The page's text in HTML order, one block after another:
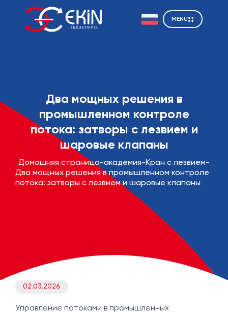
MENU
Два мощных решения в
промышленном контроле
потока: затворы с лезвием и
шаровые клапаны
Домашняя страница-академия-Кран с лезвием-
Два мощных решения в промышленном контроле
потока: затворы с лезвием и шаровые клапаны
02.03.2026
Управление потоками в промышленных